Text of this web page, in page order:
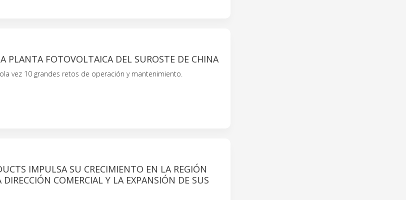
PLANTA FOTOVOLTAICA DEL SUROSTE DE CHINA
vez 10 grandes retos de operación y mantenimiento.
IMPULSA SU CRECIMIENTO EN LA REGIÓN
COMERCIAL Y LA EXPANSIÓN DE SUS